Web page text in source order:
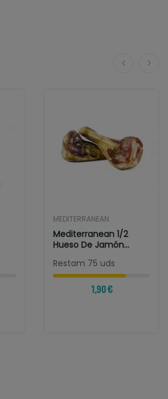
MEDITERRANEAN
Mediterranean 1/2
Hueso De Jamón
Restam 75 uds
1,90 €